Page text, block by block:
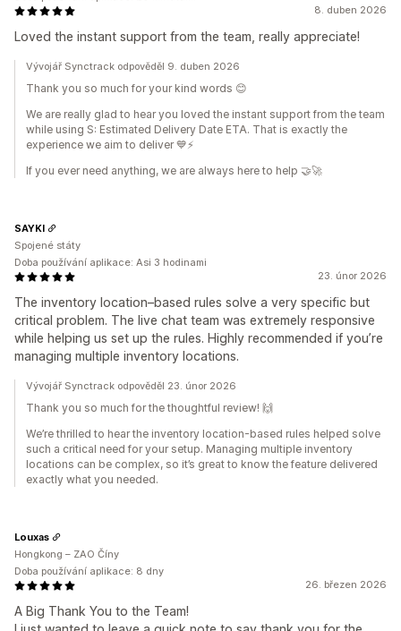
8. duben 2026
Loved the instant support from the team, really appreciate!
Vývojář Synctrack odpověděl 9. duben 2026
Thank you so much for your kind words 😊
We are really glad to hear you loved the instant support from the team
while using S: Estimated Delivery Date ETA. That is exactly the
experience we aim to deliver 💙⚡
If you ever need anything, we are always here to help 🤝🚀
23. únor 2026
The inventory location–based rules solve a very specific but
critical problem. The live chat team was extremely responsive
while helping us set up the rules. Highly recommended if you’re
managing multiple inventory locations.
SAYKI
Spojené státy
Doba používání aplikace: Asi 3 hodinami
Vývojář Synctrack odpověděl 23. únor 2026
Thank you so much for the thoughtful review! 🙌
We’re thrilled to hear the inventory location‑based rules helped solve
such a critical need for your setup. Managing multiple inventory
locations can be complex, so it’s great to know the feature delivered
exactly what you needed.
26. březen 2026
A Big Thank You to the Team!
Louxas
Hongkong – ZAO Číny
Doba používání aplikace: 8 dny